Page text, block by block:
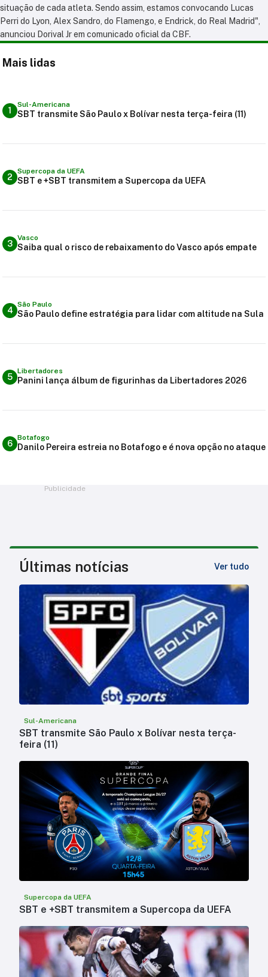
situação de cada atleta. Sendo assim, estamos convocando Lucas
Perri do Lyon, Alex Sandro, do Flamengo, e Endrick, do Real Madrid",
anunciou Dorival Jr em comunicado oficial da CBF.
Mais lidas
1
Sul-Americana
SBT transmite São Paulo x Bolívar nesta terça-feira (11)
2
Supercopa da UEFA
SBT e +SBT transmitem a Supercopa da UEFA
3
Vasco
Saiba qual o risco de rebaixamento do Vasco após empate
4
São Paulo
São Paulo define estratégia para lidar com altitude na Sula
5
Libertadores
Panini lança álbum de figurinhas da Libertadores 2026
6
Botafogo
Danilo Pereira estreia no Botafogo e é nova opção no ataque
Publicidade
Últimas notícias Ver tudo
Sul-Americana
SBT transmite São Paulo x Bolívar nesta terça-
feira (11)
Supercopa da UEFA
SBT e +SBT transmitem a Supercopa da UEFA